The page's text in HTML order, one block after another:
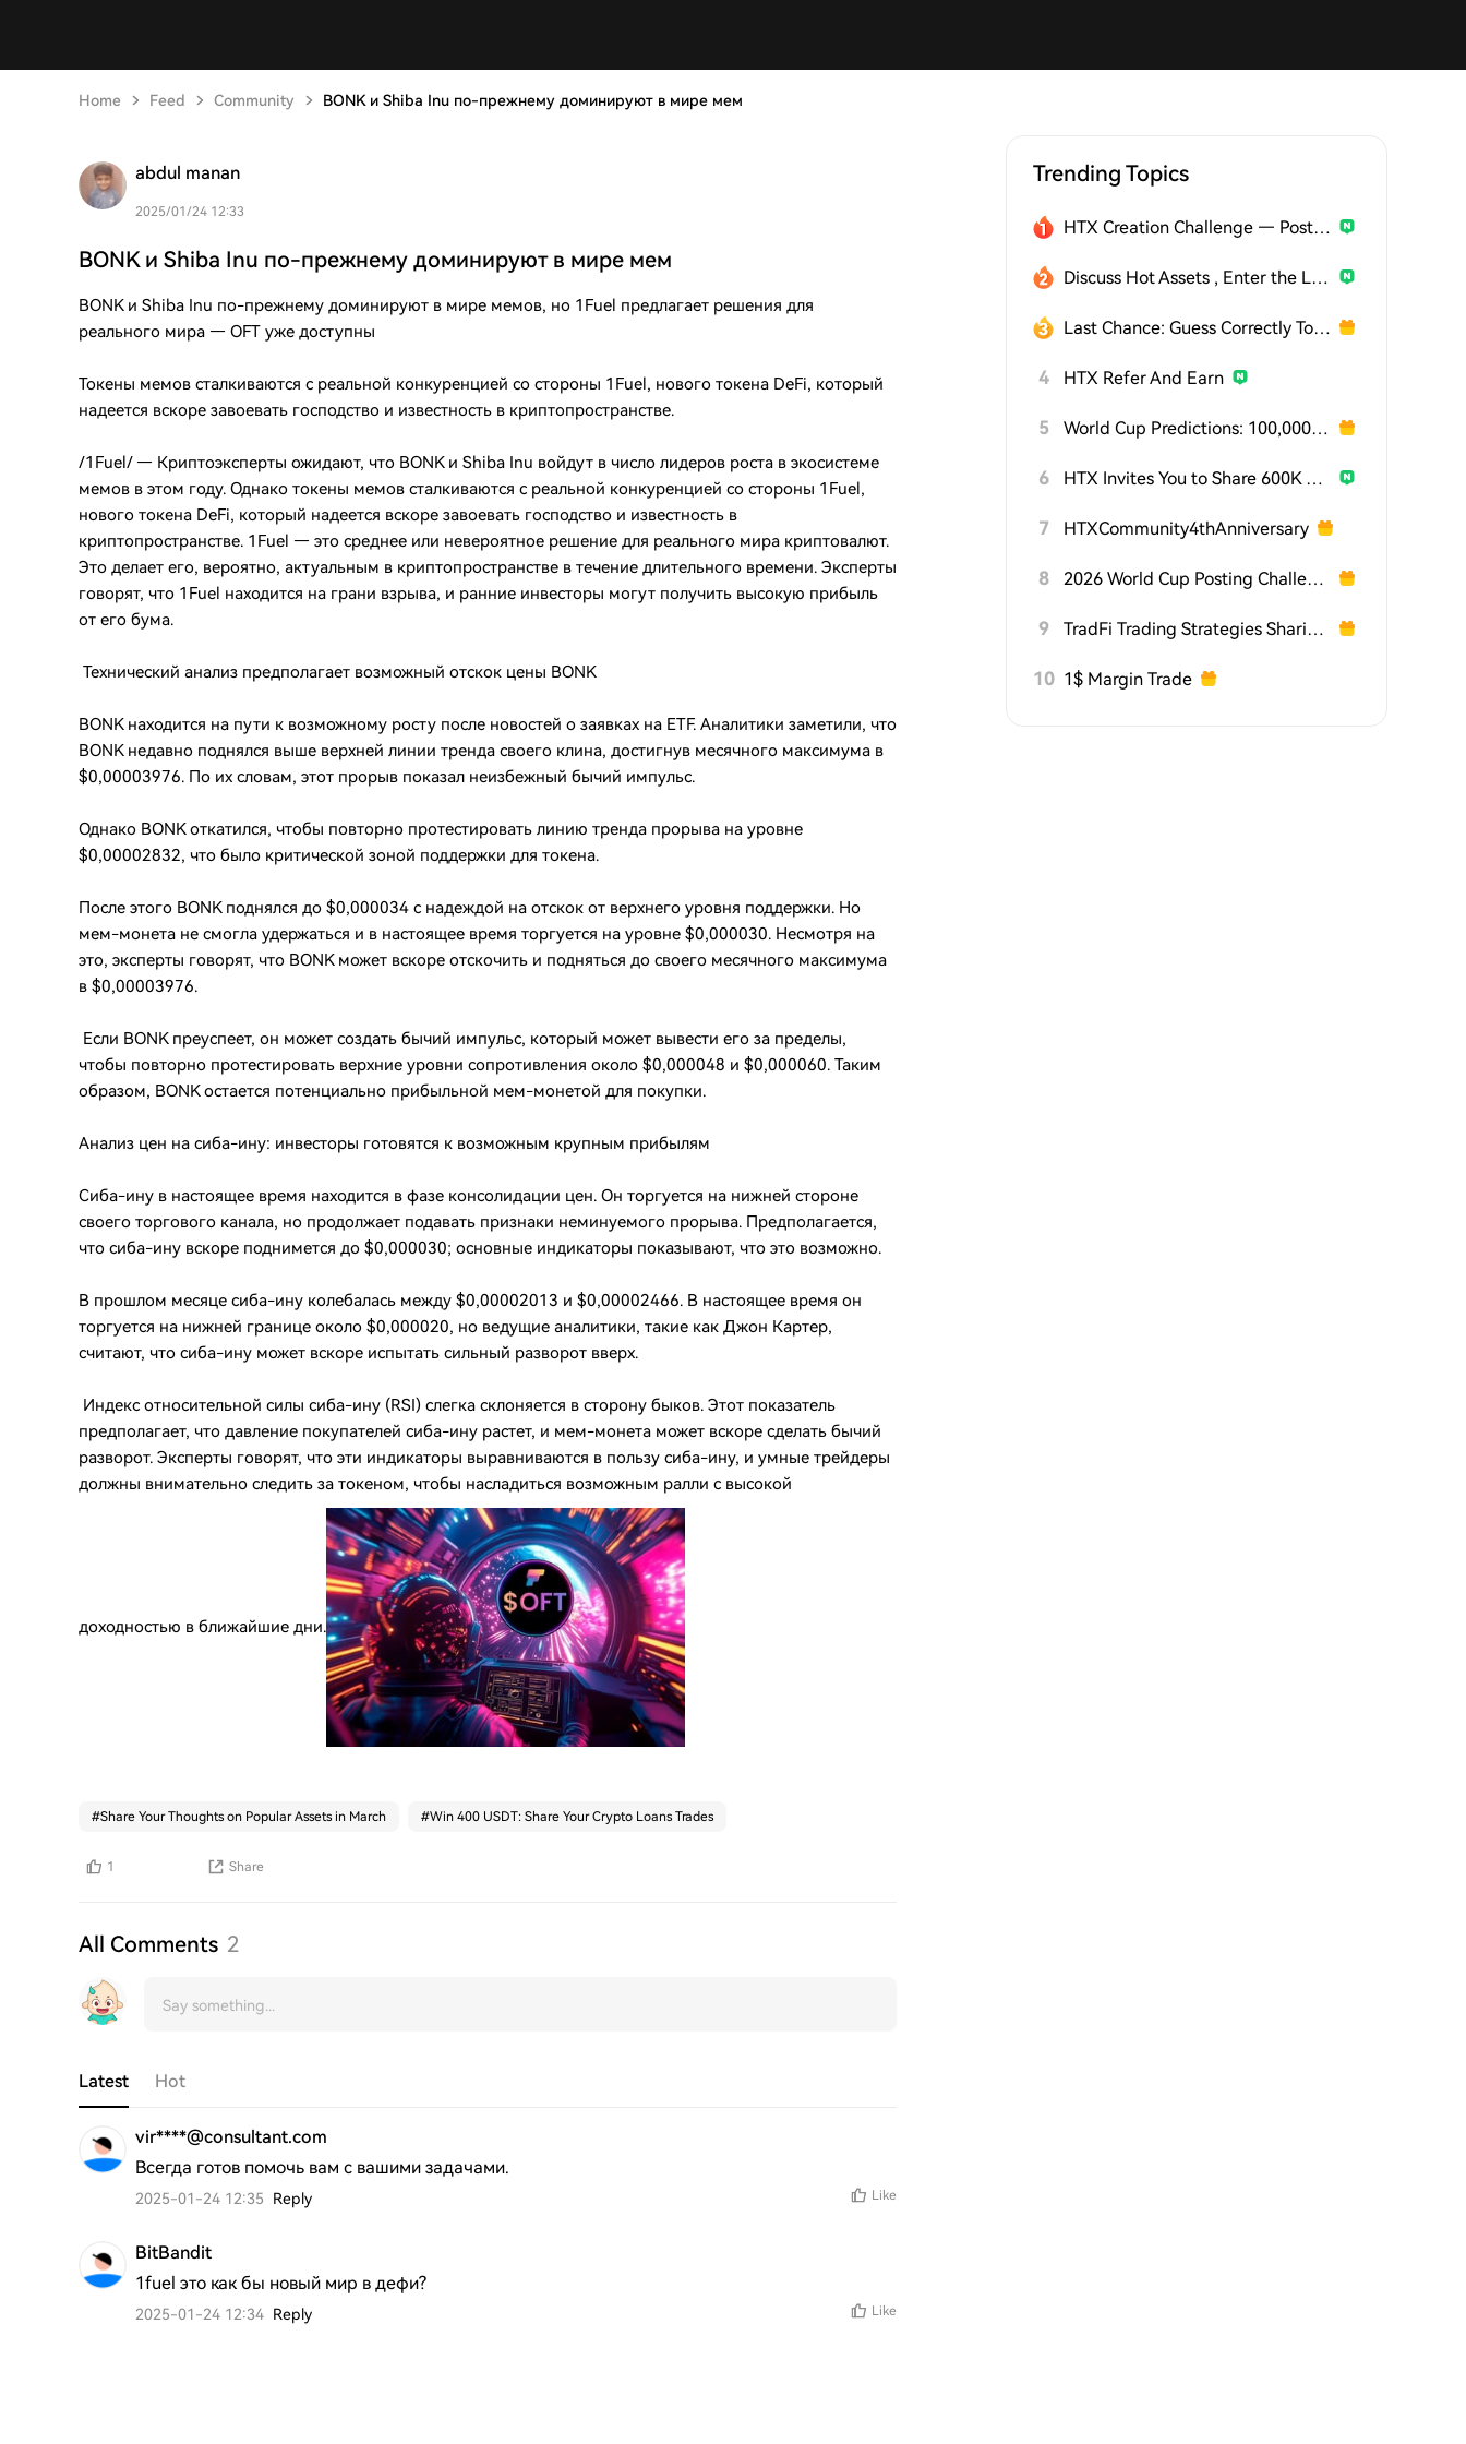
Home Feed Community BONK и Shiba Inu по-прежнему доминируют в мире мем
abdul manan
2025/01/24 12:33
BONK и Shiba Inu по-прежнему доминируют в мире мем
BONK и Shiba Inu по-прежнему доминируют в мире мемов, но 1Fuel предлагает решения для
реального мира — OFT уже доступны
Токены мемов сталкиваются с реальной конкуренцией со стороны 1Fuel, нового токена DeFi, который
надеется вскоре завоевать господство и известность в криптопространстве.
/1Fuel/ — Криптоэксперты ожидают, что BONK и Shiba Inu войдут в число лидеров роста в экосистеме
мемов в этом году. Однако токены мемов сталкиваются с реальной конкуренцией со стороны 1Fuel,
нового токена DeFi, который надеется вскоре завоевать господство и известность в
криптопространстве. 1Fuel — это среднее или невероятное решение для реального мира криптовалют.
Это делает его, вероятно, актуальным в криптопространстве в течение длительного времени. Эксперты
говорят, что 1Fuel находится на грани взрыва, и ранние инвесторы могут получить высокую прибыль
от его бума.
Технический анализ предполагает возможный отскок цены BONK
BONK находится на пути к возможному росту после новостей о заявках на ETF. Аналитики заметили, что
BONK недавно поднялся выше верхней линии тренда своего клина, достигнув месячного максимума в
$0,00003976. По их словам, этот прорыв показал неизбежный бычий импульс.
Однако BONK откатился, чтобы повторно протестировать линию тренда прорыва на уровне
$0,00002832, что было критической зоной поддержки для токена.
После этого BONK поднялся до $0,000034 с надеждой на отскок от верхнего уровня поддержки. Но
мем-монета не смогла удержаться и в настоящее время торгуется на уровне $0,000030. Несмотря на
это, эксперты говорят, что BONK может вскоре отскочить и подняться до своего месячного максимума
в $0,00003976.
Если BONK преуспеет, он может создать бычий импульс, который может вывести его за пределы,
чтобы повторно протестировать верхние уровни сопротивления около $0,000048 и $0,000060. Таким
образом, BONK остается потенциально прибыльной мем-монетой для покупки.
Анализ цен на сиба-ину: инвесторы готовятся к возможным крупным прибылям
Сиба-ину в настоящее время находится в фазе консолидации цен. Он торгуется на нижней стороне
своего торгового канала, но продолжает подавать признаки неминуемого прорыва. Предполагается,
что сиба-ину вскоре поднимется до $0,000030; основные индикаторы показывают, что это возможно.
В прошлом месяце сиба-ину колебалась между $0,00002013 и $0,00002466. В настоящее время он
торгуется на нижней границе около $0,000020, но ведущие аналитики, такие как Джон Картер,
считают, что сиба-ину может вскоре испытать сильный разворот вверх.
Индекс относительной силы сиба-ину (RSI) слегка склоняется в сторону быков. Этот показатель
предполагает, что давление покупателей сиба-ину растет, и мем-монета может вскоре сделать бычий
разворот. Эксперты говорят, что эти индикаторы выравниваются в пользу сиба-ину, и умные трейдеры
должны внимательно следить за токеном, чтобы насладиться возможным ралли с высокой
доходностью в ближайшие дни.
#Share Your Thoughts on Popular Assets in March #Win 400 USDT: Share Your Crypto Loans Trades
1 Share
All Comments 2
Latest Hot
vir****@consultant.com
Всегда готов помочь вам с вашими задачами.
2025-01-24 12:35 Reply Like
BitBandit
1fuel это как бы новый мир в дефи?
2025-01-24 12:34 Reply Like
Trending Topics
HTX Creation Challenge — Post and Win 1,500U
Discuss Hot Assets , Enter the Lucky Draw
Last Chance: Guess Correctly Today and Win More
4 HTX Refer And Earn
5 World Cup Predictions: 100,000 USDT Daily
6 HTX Invites You to Share 600K USDT in Gift Packs
7 HTXCommunity4thAnniversary
8 2026 World Cup Posting Challenge on HTX Square
9 TradFi Trading Strategies Sharing Challenge
10 1$ Margin Trade